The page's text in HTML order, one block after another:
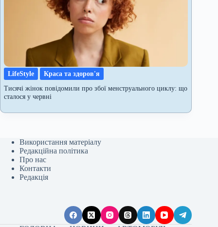
LifeStyle
Краса та здоров'я
Тисячі жінок повідомили про збої менструального циклу: що
сталося у червні
Використання матеріалу
Редакційна політика
Про нас
Контакти
Редакція